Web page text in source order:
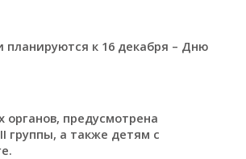
к 16 декабря – Дню
предусмотрена
группы, а также детям с